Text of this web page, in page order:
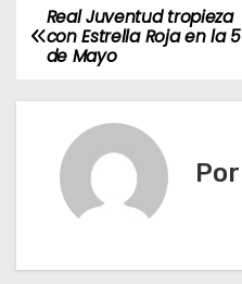
N
a
Real Juventud tropieza
con Estrella Roja en la 5
de Mayo
Por